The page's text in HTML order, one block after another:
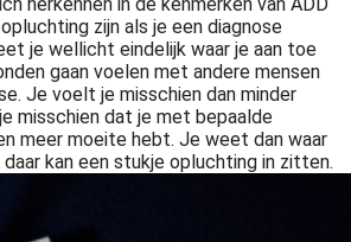
zijn als je een diagnose
je wellicht eindelijk waar je aan toe
gaan voelen met andere mensen
Je voelt je misschien dan minder
misschien dat je met bepaalde
meer moeite hebt. Je weet dan waar
kan een stukje opluchting in zitten.